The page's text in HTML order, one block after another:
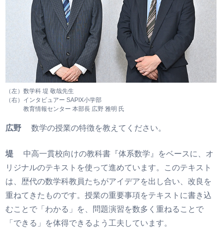
（左）数学科 堤 敬哉先生
（右）インタビュアー SAPIX小学部
教育情報センター 本部長 広野 雅明 氏
広野 数学の授業の特徴を教えてください。
堤
中高一貫校向けの教科書『体系数学』をベースに、オ
リジナルのテキストを使って進めています。このテキスト
は、歴代の数学科教員たちがアイデアを出し合い、改良を
重ねてきたものです。授業の重要事項をテキストに書き込
むことで「わかる」を、問題演習を数多く重ねることで
「できる」を体得できるよう工夫しています。